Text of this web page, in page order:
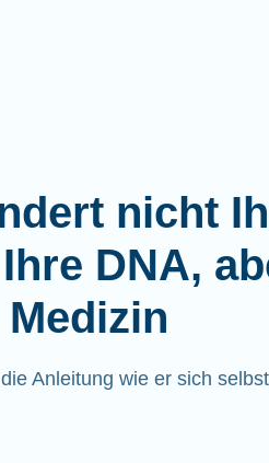
nicht
DNA,
Anleitung wie er sich